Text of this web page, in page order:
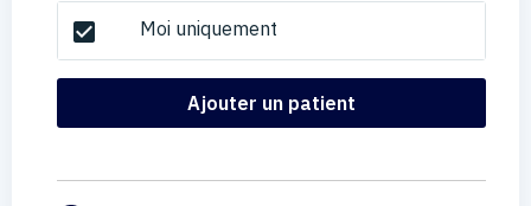
check_box Moi uniquement
Ajouter un patient